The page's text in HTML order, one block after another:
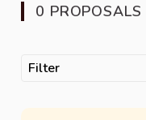
0 PROPOSALS
Filter